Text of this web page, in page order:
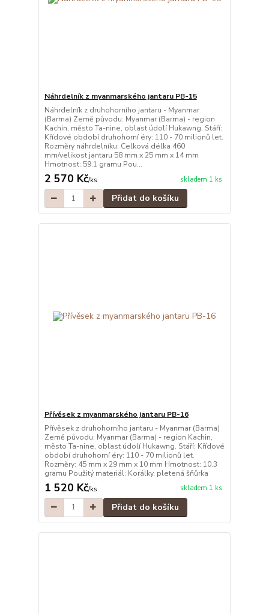
Náhrdelník z myanmarského jantaru PB-15
Náhrdelník z druhohorního jantaru - Myanmar
(Barma) Země původu: Myanmar (Barma) - region
Kachin, město Ta-nine, oblast údolí Hukawng. Stáří:
Křídové období druhohorní éry: 110 - 70 milionů let.
Rozměry náhrdelníku: Celková délka 460
mm/velikost jantaru 58 mm x 25 mm x 14 mm
Hmotnost: 59.1 gramu Pou...
2 570 Kč/ks skladem 1 ks
Přidat do košíku
Přívěsek z myanmarského jantaru PB-16
Přívěsek z druhohorního jantaru - Myanmar (Barma)
Země původu: Myanmar (Barma) - region Kachin,
město Ta-nine, oblast údolí Hukawng. Stáří: Křídové
období druhohorní éry: 110 - 70 milionů let.
Rozměry: 45 mm x 29 mm x 10 mm Hmotnost: 10.3
gramu Použitý materiál: Korálky, pletená šňůrka
1 520 Kč/ks skladem 1 ks
Přidat do košíku